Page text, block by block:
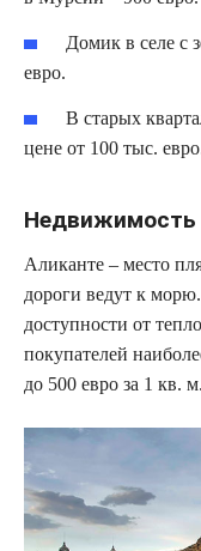
Домик в селе с
евро.
В старых
цене от 100 тыс.
Недвижимость
Аликанте – место
дороги ведут к
доступности от
покупателей
до 500 евро за 1 кв. м.